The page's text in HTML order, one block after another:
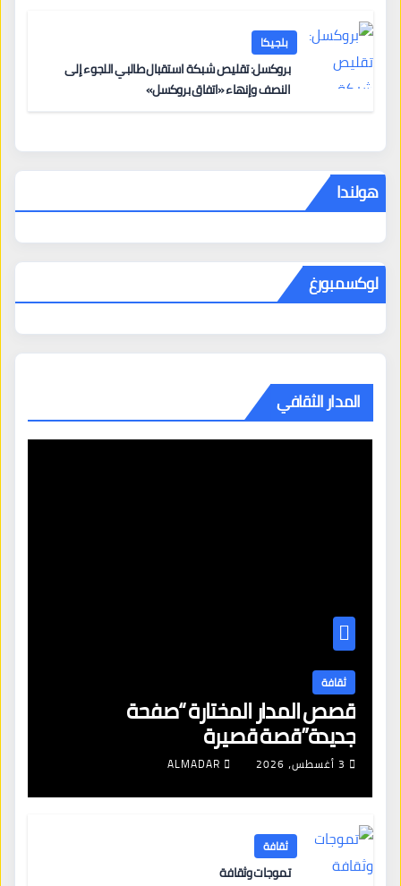
بلجيكا
بروكسل: تقليص شبكة استقبال طالبي اللجوء إلى
النصف وإنهاء «اتفاق بروكسل»
هولندا
لوكسمبورغ
المدار الثقافي
ثقافة
قصص المدار المختارة “صفحة
جديدة”قصة قصيرة
3 أغسطس، 2026 ALMADAR
ثقافة
تموجات وثقافة